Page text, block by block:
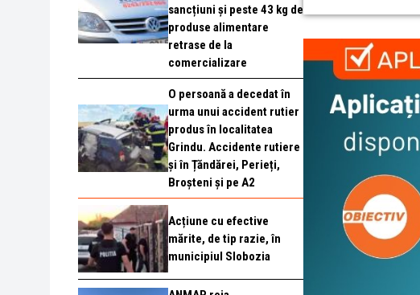
sancțiuni și peste 43 kg de
produse alimentare
retrase de la
comercializare
O persoană a decedat în
urma unui accident rutier
produs în localitatea
Grindu. Accidente rutiere
și în Țăndărei, Perieți,
Broșteni și pe A2
Acțiune cu efective
mărite, de tip razie, în
municipiul Slobozia